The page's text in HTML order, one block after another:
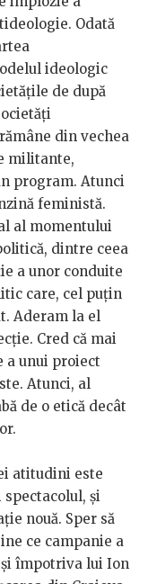
Odată
ideologic
de după
din vechea
militante,
program. Atunci
feministă.
al momentului
dintre ceea
a unor conduite
care, cel puțin
Aderam la el
Cred că mai
a unui proiect
Atunci, al
de o etică decât
atitudini este
și
nouă. Sper să
ce campanie a
împotriva lui Ion